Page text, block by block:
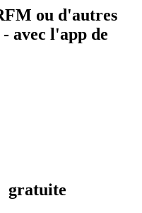
ou d'autres
avec l'app de
gratuite